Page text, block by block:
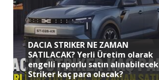
DACIA STRIKER NE ZAMAN
SATILACAK? Yerli Üretim olarak
engelli raporlu satın alınabilecek
Striker kaç para olacak?